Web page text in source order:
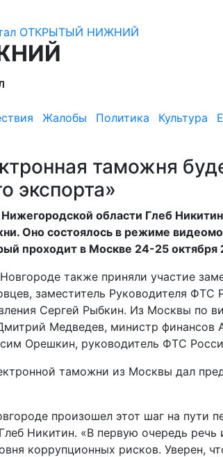
Жалобы Политика Культура
таможня
экспорта»
области Глеб
Оно состоялось в режиме
проходит в Москве 24-25 октября
также приняли участие
заместитель Руководителя ФТС
Сергей Рыбкин. Из Москвы по
Медведев, министр финансов
Орешкин, руководитель ФТС
таможни из Москвы дал
произошел этот шаг на пути
Никитин. «В первую очередь
коррупционных рисков. Уверен,